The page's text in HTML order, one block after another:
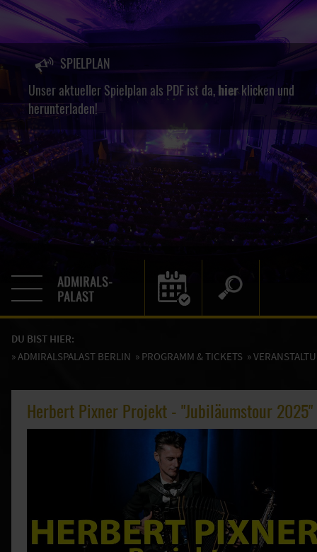
SPIELPLAN
Unser aktueller Spielplan als PDF ist da,hierklicken und
herunterladen!
DU BIST HIER:
»ADMIRALSPALAST BERLIN » PROGRAMM & TICKETS »
Herbert Pixner Projekt - "Jubiläumstour 2025"